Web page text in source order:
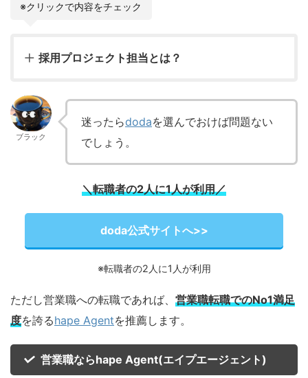
※クリックで内容をチェック
採用プロジェクト担当とは？
ブラック
迷ったらdodaを選んでおけば問題ない
でしょう。
＼転職者の2人に1人が利用／
doda公式サイトへ>>
※転職者の2人に1人が利用
ただし営業職への転職であれば、 営業職転職でのNo1満足
度を誇るhape Agentを推薦します。
営業職ならhape Agent(エイプエージェント)